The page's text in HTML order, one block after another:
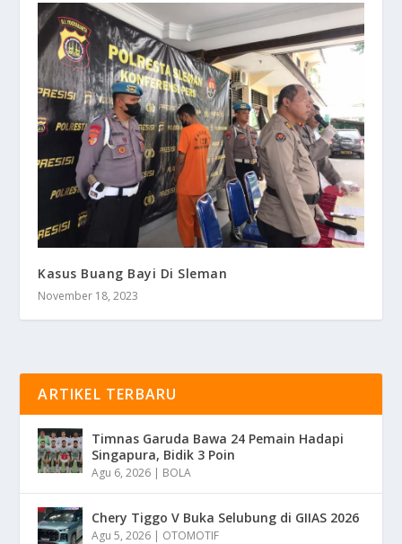
Kasus Buang Bayi Di Sleman
November 18, 2023
ARTIKEL TERBARU
Timnas Garuda Bawa 24 Pemain Hadapi
Singapura, Bidik 3 Poin
Agu 6, 2026 | BOLA
Chery Tiggo V Buka Selubung di GIIAS 2026
Agu 5, 2026 | OTOMOTIF